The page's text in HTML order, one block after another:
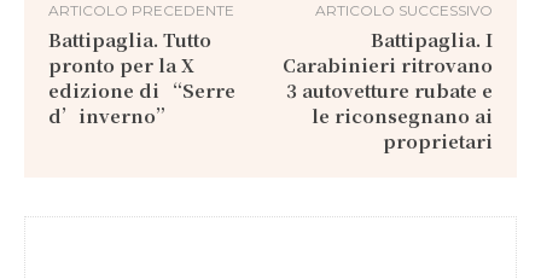
ARTICOLO PRECEDENTE
Battipaglia. Tutto
pronto per la X
edizione di “Serre
d’inverno”
ARTICOLO SUCCESSIVO
Battipaglia. I
Carabinieri ritrovano
3 autovetture rubate e
le riconsegnano ai
proprietari